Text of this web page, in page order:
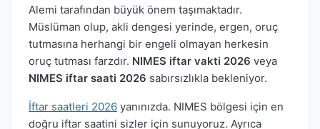
Alemi tarafından büyük önem taşımaktadır.
Müslüman olup, akli dengesi yerinde, ergen, oruç
tutmasına herhangi bir engeli olmayan herkesin
oruç tutması farzdır. NIMES iftar vakti 2026 veya
NIMES iftar saati 2026 sabırsızlıkla bekleniyor.
İftar saatleri 2026 yanınızda. NIMES bölgesi için en
doğru iftar saatini sizler için sunuyoruz. Ayrıca